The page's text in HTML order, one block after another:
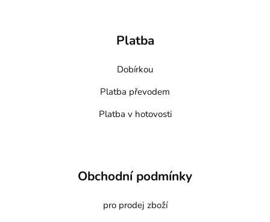
Platba
Dobírkou
Platba převodem
Platba v hotovosti
Obchodní podmínky
pro prodej zboží